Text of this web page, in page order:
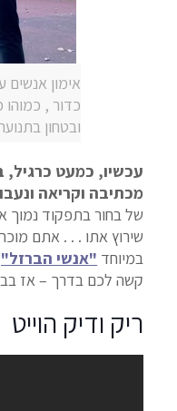
אימון אנשים
כדור ,
ובטחון
עכשיו, כמעט כרגיל,
מכתיבה וקריאה
של בחור בתפקוד
שירוץ אתו . . . אתם
במיוחד "אנשי הברזל"
קשה לכם בדרך – אז
ריק ודיק הוייט